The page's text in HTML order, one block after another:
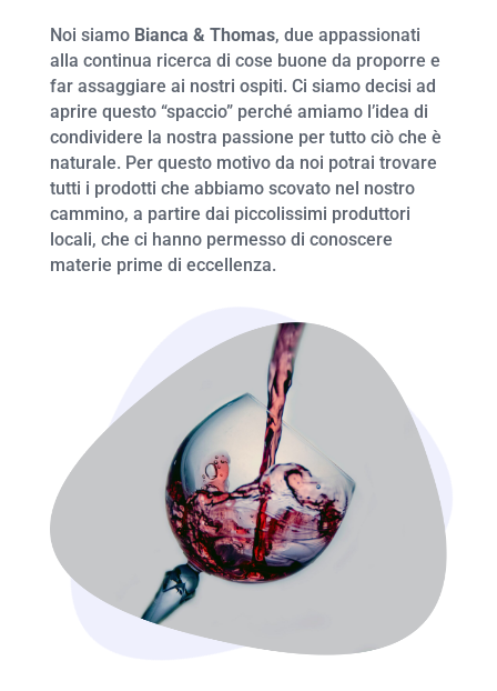
Noi siamo Bianca & Thomas, due appassionati
alla continua ricerca di cose buone da proporre e
far assaggiare ai nostri ospiti. Ci siamo decisi ad
aprire questo “spaccio” perché amiamo l’idea di
condividere la nostra passione per tutto ciò che è
naturale. Per questo motivo da noi potrai trovare
tutti i prodotti che abbiamo scovato nel nostro
cammino, a partire dai piccolissimi produttori
locali, che ci hanno permesso di conoscere
materie prime di eccellenza.